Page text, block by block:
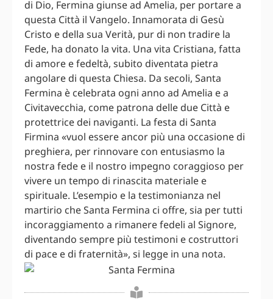
di Dio, Fermina giunse ad Amelia, per portare a
questa Città il Vangelo. Innamorata di Gesù
Cristo e della sua Verità, pur di non tradire la
Fede, ha donato la vita. Una vita Cristiana, fatta
di amore e fedeltà, subito diventata pietra
angolare di questa Chiesa. Da secoli, Santa
Fermina è celebrata ogni anno ad Amelia e a
Civitavecchia, come patrona delle due Città e
protettrice dei naviganti. La festa di Santa
Firmina «vuol essere ancor più una occasione di
preghiera, per rinnovare con entusiasmo la
nostra fede e il nostro impegno coraggioso per
vivere un tempo di rinascita materiale e
spirituale. L’esempio e la testimonianza nel
martirio che Santa Fermina ci offre, sia per tutti
incoraggiamento a rimanere fedeli al Signore,
diventando sempre più testimoni e costruttori
di pace e di fraternità», si legge in una nota.